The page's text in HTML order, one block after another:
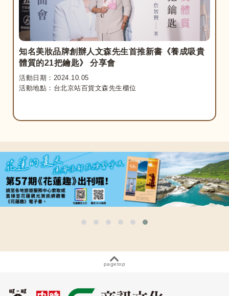
知名美妝品牌創辦人文森先生首推新書《養成吸貴
體質的21把鑰匙》 分享會
活動日期：2024.10.05
活動地點：台北京站百貨文森先生櫃位
pagetop